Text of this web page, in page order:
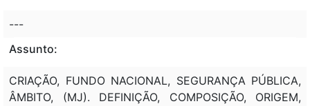
---
Assunto:
CRIAÇÃO, FUNDO NACIONAL, SEGURANÇA PÚBLICA,
ÂMBITO, (MJ). DEFINIÇÃO, COMPOSIÇÃO, ORIGEM,